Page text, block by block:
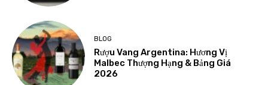
BLOG
Rượu Vang Argentina: Hương Vị
Malbec Thượng Hạng & Bảng Giá
2026